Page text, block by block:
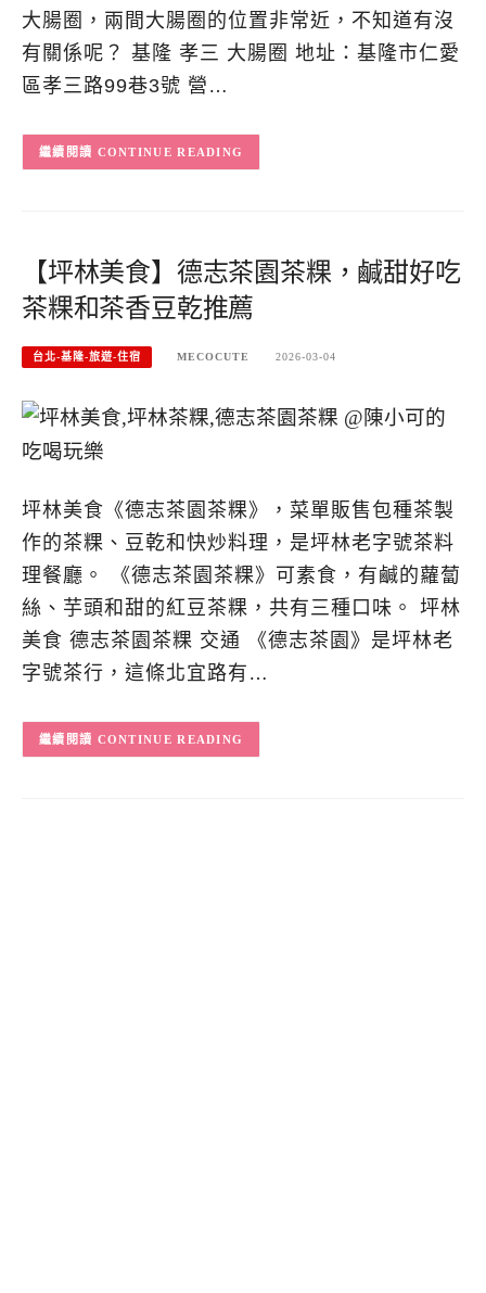
大腸圈，兩間大腸圈的位置非常近，不知道有沒
有關係呢？ 基隆 孝三 大腸圈 地址：基隆市仁愛
區孝三路99巷3號 營…
CONTINUE READING
【坪林美食】德志茶園茶粿，鹹甜好吃
茶粿和茶香豆乾推薦
台北-基隆-旅遊-住宿 MECOCUTE 2026-03-04
坪林美食《德志茶園茶粿》，菜單販售包種茶製
作的茶粿、豆乾和快炒料理，是坪林老字號茶料
理餐廳。 《德志茶園茶粿》可素食，有鹹的蘿蔔
絲、芋頭和甜的紅豆茶粿，共有三種口味。 坪林
美食 德志茶園茶粿 交通 《德志茶園》是坪林老
字號茶行，這條北宜路有…
CONTINUE READING